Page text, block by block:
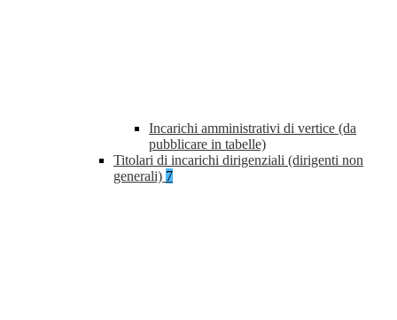
Incarichi amministrativi di vertice (da
pubblicare in tabelle)
Titolari di incarichi dirigenziali (dirigenti non
generali) 7